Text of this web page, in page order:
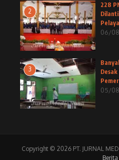
2
228
06/
3
05/
Copyright © 2026 PT. JURNAL
Berita